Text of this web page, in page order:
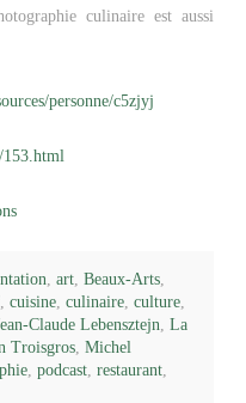
culinaire est aussi
personne/c5zjyj
art, Beaux-Arts,
,cuisine ,culinaire ,culture
Claude Lebensztejn ,La
Troisgros ,Michel
,podcast ,restaurant